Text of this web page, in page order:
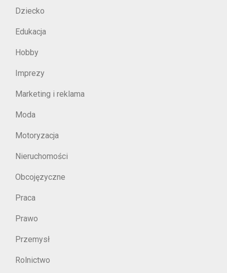
Dziecko
Edukacja
Hobby
Imprezy
Marketing i reklama
Moda
Motoryzacja
Nieruchomości
Obcojęzyczne
Praca
Prawo
Przemysł
Rolnictwo